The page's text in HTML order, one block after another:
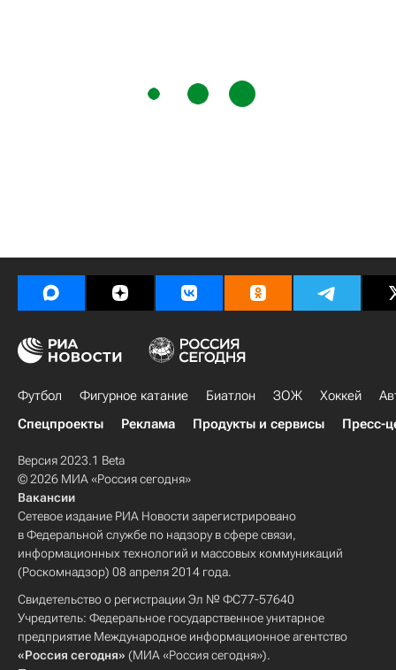
Футбол Фигурное катание Биатлон ЗОЖ Хоккей
Спецпроекты
Реклама Продукты и сервисы Пресс-
Версия 2023.1 Beta
© 2026 МИА «Россия сегодня»
Вакансии
Сетевое издание РИА Новости зарегистрировано
в Федеральной службе по надзору в сфере связи,
информационных технологий и массовых коммуникаций
(Роскомнадзор) 08 апреля 2014 года.
Свидетельство о регистрации Эл № ФС77-57640
Учредитель: Федеральное государственное унитарное
предприятие Международное информационное агентство
«Россия сегодня» (МИА «Россия сегодня»).